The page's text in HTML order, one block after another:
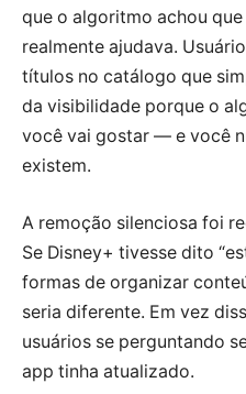
que o algoritmo achou
realmente ajudava.
títulos no catálogo que
da visibilidade porque o
você vai gostar — e você
existem.
A remoção silenciosa foi
Se Disney+ tivesse dito
formas de organizar
seria diferente. Em vez
usuários se perguntando
app tinha atualizado.